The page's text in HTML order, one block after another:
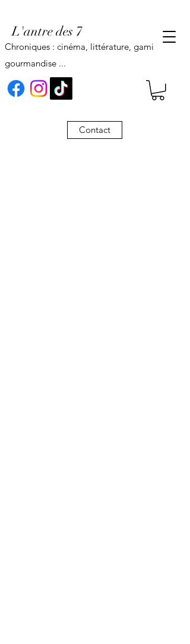
L'antre des 7
Contact
Chroniques : cinéma, littérature, gaming,
gourmandise ...